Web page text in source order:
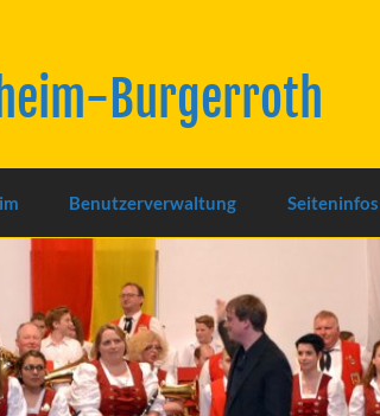
Burgerroth
Benutzerverwaltung Seiteninfos